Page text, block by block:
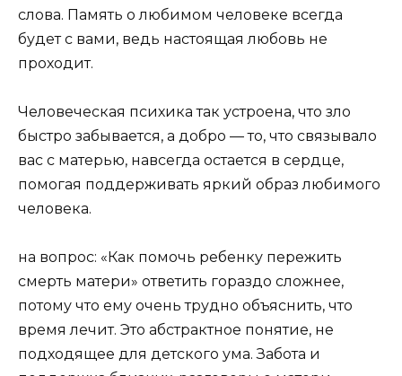
слова. Память о любимом человеке всегда
будет с вами, ведь настоящая любовь не
проходит.
Человеческая психика так устроена, что зло
быстро забывается, а добро — то, что связывало
вас с матерью, навсегда остается в сердце,
помогая поддерживать яркий образ любимого
человека.
на вопрос: «Как помочь ребенку пережить
смерть матери» ответить гораздо сложнее,
потому что ему очень трудно объяснить, что
время лечит. Это абстрактное понятие, не
подходящее для детского ума. Забота и